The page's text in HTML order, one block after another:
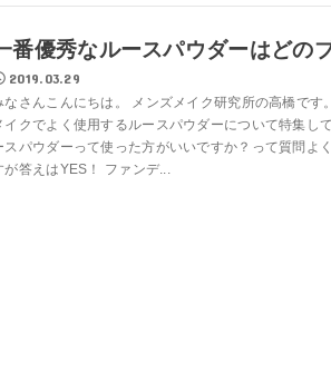
番優秀なルースパウダーはどの
2019.03.29
なさんこんにちは。 メンズメイク研究所の高橋です
イクでよく使用するルースパウダーについて特集し
スパウダーって使った方がいいですか？って質問よ
が答えはYES！ ファンデ...